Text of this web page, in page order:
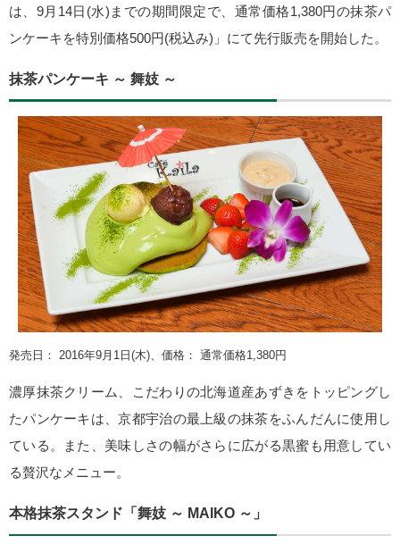
は、9月14日(水)までの期間限定で、通常価格1,380円の抹茶パ
ンケーキを特別価格500円(税込み)」にて先行販売を開始した。
抹茶パンケーキ ～ 舞妓 ～
発売日： 2016年9月1日(木)、価格： 通常価格1,380円
濃厚抹茶クリーム、こだわりの北海道産あずきをトッピングし
たパンケーキは、京都宇治の最上級の抹茶をふんだんに使用し
ている。また、美味しさの幅がさらに広がる黒蜜も用意してい
る贅沢なメニュー。
本格抹茶スタンド「舞妓 ～ MAIKO ～」